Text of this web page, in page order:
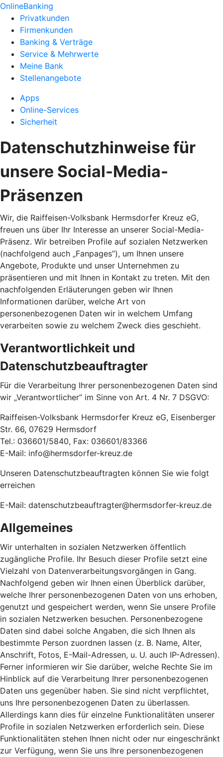
OnlineBanking
Privatkunden
Firmenkunden
Banking & Verträge
Service & Mehrwerte
Meine Bank
Stellenangebote
Apps
Online-Services
Sicherheit
Datenschutzhinweise für
unsere Social-Media-
Präsenzen
Wir, die Raiffeisen-Volksbank Hermsdorfer Kreuz eG,
freuen uns über Ihr Interesse an unserer Social-Media-
Präsenz. Wir betreiben Profile auf sozialen Netzwerken
(nachfolgend auch „Fanpages”), um Ihnen unsere
Angebote, Produkte und unser Unternehmen zu
präsentieren und mit Ihnen in Kontakt zu treten. Mit den
nachfolgenden Erläuterungen geben wir Ihnen
Informationen darüber, welche Art von
personenbezogenen Daten wir in welchem Umfang
verarbeiten sowie zu welchem Zweck dies geschieht.
Verantwortlichkeit und
Datenschutzbeauftragter
Für die Verarbeitung Ihrer personenbezogenen Daten sind
wir „Verantwortlicher” im Sinne von Art. 4 Nr. 7 DSGVO:
Raiffeisen-Volksbank Hermsdorfer Kreuz eG, Eisenberger
Str. 66, 07629 Hermsdorf
Tel.: 036601/5840, Fax: 036601/83366
E-Mail: info@hermsdorfer-kreuz.de
Unseren Datenschutzbeauftragten können Sie wie folgt
erreichen
E-Mail: datenschutzbeauftragter@hermsdorfer-kreuz.de
Allgemeines
Wir unterhalten in sozialen Netzwerken öffentlich
zugängliche Profile. Ihr Besuch dieser Profile setzt eine
Vielzahl von Datenverarbeitungsvorgängen in Gang.
Nachfolgend geben wir Ihnen einen Überblick darüber,
welche Ihrer personenbezogenen Daten von uns erhoben,
genutzt und gespeichert werden, wenn Sie unsere Profile
in sozialen Netzwerken besuchen. Personenbezogene
Daten sind dabei solche Angaben, die sich Ihnen als
bestimmte Person zuordnen lassen (z. B. Name, Alter,
Anschrift, Fotos, E-Mail-Adressen, u. U. auch IP-Adressen).
Ferner informieren wir Sie darüber, welche Rechte Sie im
Hinblick auf die Verarbeitung Ihrer personenbezogenen
Daten uns gegenüber haben. Sie sind nicht verpflichtet,
uns Ihre personenbezogenen Daten zu überlassen.
Allerdings kann dies für einzelne Funktionalitäten unserer
Profile in sozialen Netzwerken erforderlich sein. Diese
Funktionalitäten stehen Ihnen nicht oder nur eingeschränkt
zur Verfügung, wenn Sie uns Ihre personenbezogenen